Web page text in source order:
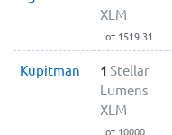
XLM
от 1519.31
Kupitman 1 Stellar
Lumens
XLM
от 10000